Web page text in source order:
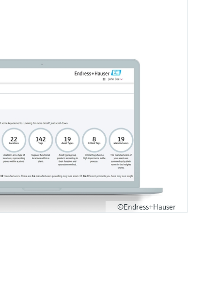
©Endress+Hauser